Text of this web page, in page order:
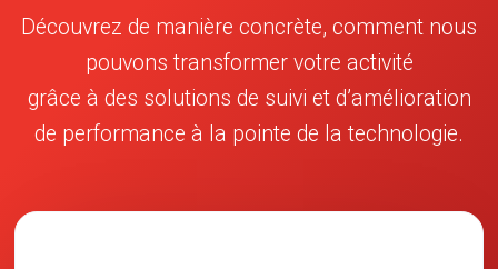
Découvrez de manière concrète, comment nous
pouvons transformer votre activité
grâce à des solutions de suivi et d’amélioration
de performance à la pointe de la technologie.